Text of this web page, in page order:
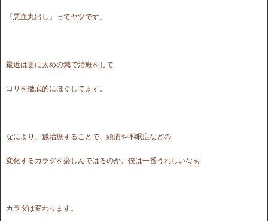
『悪血丸出し』ってヤツです。
最近は更に太めの鍼で治療をして
コリを徹底的にほぐしてます。
なにより、鍼治療することで、頭痛や不眠症などの
変化するカラダを楽しんではるのが、僕は一番うれしいなぁ
カラダは変わります。